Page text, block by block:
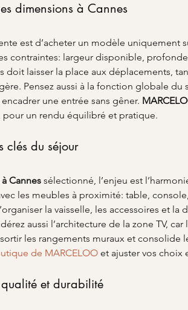
dimensions à Cannes
est d’acheter un modèle uniquement
contraintes: largeur disponible,
doit laisser la place aux déplacements,
Pensez aussi à la fonction globale du
une entrée sans gêner.
pour un rendu équilibré et pratique.
clés du séjour
à Cannes sélectionné, l’enjeu est
les meubles à proximité: table,
la vaisselle, les accessoires et
aussi l’architecture de la zone TV,
les rangements muraux et consolide
de MARCELOO et ajuster vos choix
et durabilité